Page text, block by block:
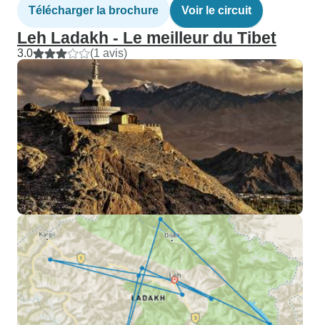
Télécharger la brochure Voir le circuit
Leh Ladakh - Le meilleur du Tibet
3.0 (1 avis)